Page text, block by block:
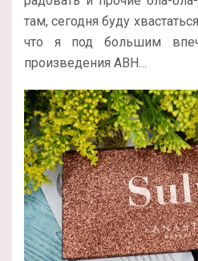
там, сегодня буду
что я под большим
произведения ABH…